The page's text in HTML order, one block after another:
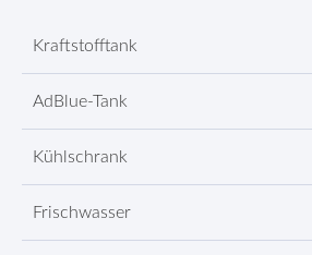
Kraftstofftank
AdBlue-Tank
Kühlschrank
Frischwasser